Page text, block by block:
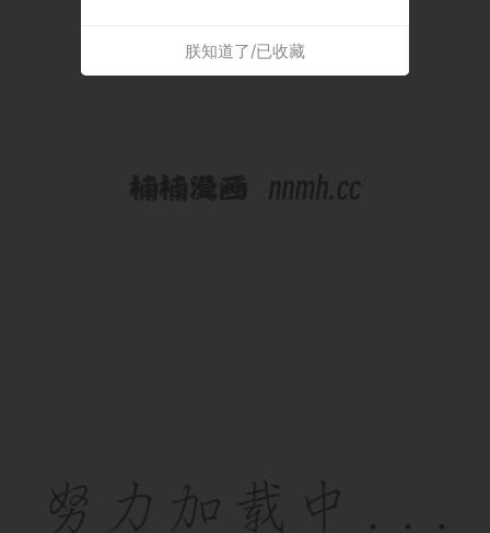
朕知道了/已收藏